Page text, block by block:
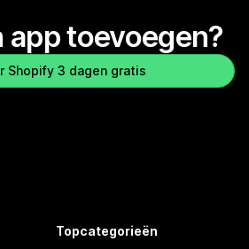
app toevoegen?
Shopify 3 dagen gratis
Topcategorieën